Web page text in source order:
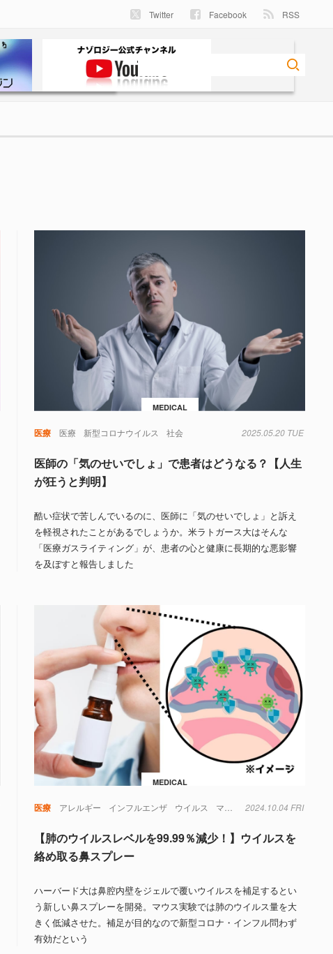
Twitter Facebook RSS
MEDICAL
医療 医療 新型コロナウイルス 社会 2025.05.20 TUE
医師の「気のせいでしょ」で患者はどうなる？【人生
が狂うと判明】
酷い症状で苦しんでいるのに、医師に「気のせいでしょ」と訴え
を軽視されたことがあるでしょうか。米ラトガース大はそんな
「医療ガスライティング」が、患者の心と健康に長期的な悪影響
を及ぼすと報告しました
MEDICAL
医療 アレルギー インフルエンザ ウイルス マウス マスク 医薬品
2024.10.04 FRI
【肺のウイルスレベルを99.99％減少！】ウイルスを
絡め取る鼻スプレー
ハーバード大は鼻腔内壁をジェルで覆いウイルスを補足するとい
う新しい鼻スプレーを開発。マウス実験では肺のウイルス量を大
きく低減させた。補足が目的なので新型コロナ・インフル問わず
有効だという